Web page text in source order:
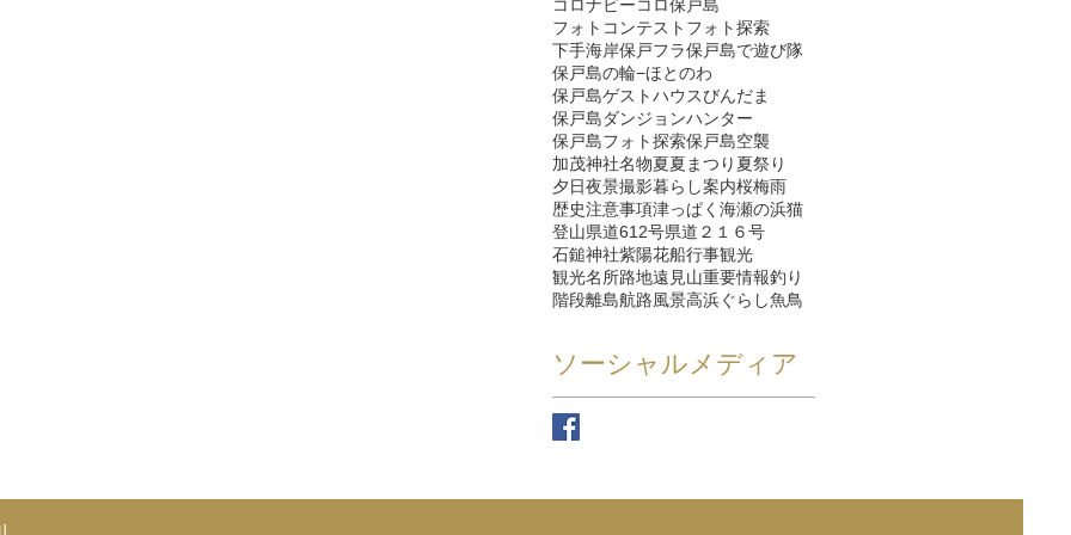
コロナビーコロ保戸島
フォトコンテスト フォト探索
下手海岸保戸フラ保戸島で遊び隊
保戸島の輪−ほとのわ
保戸島ゲストハウスびんだま
保戸島ダンジョンハンター
保戸島フォト探索保戸島空襲
加茂神社名物夏夏まつり 夏祭り
夕日夜景撮影暮らし案内桜梅雨
歴史注意事項津っぱく 海瀬の浜猫
登山県道612号県道２１６号
石鎚神社紫陽花船行事観光
観光名所路地遠見山重要情報釣り
階段離島航路 風景高浜ぐらし魚鳥
ソーシャルメディア